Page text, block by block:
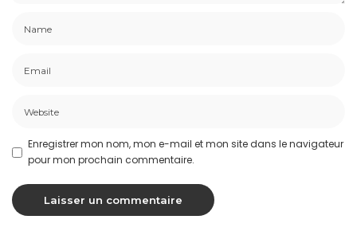
Enregistrer mon nom, mon e-mail et mon site dans le navigateur
pour mon prochain commentaire.